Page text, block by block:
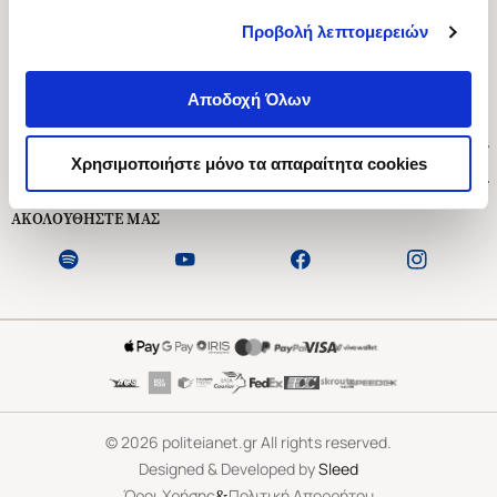
Προβολή λεπτομερειών
Αποδοχή Όλων
Χρησιμοποιήστε μόνο τα απαραίτητα cookies
Ασκληπιού 1-3, Αθήνα 106 79
Δευτέρα - Παρασκευή 09:00-21:00
Εξυπηρέτηση Πελατών
ΑΚΟΛΟΥΘΗΣΤΕ ΜΑΣ
©2026 politeianet.gr All rights reserved.
Designed & Developed bySleed